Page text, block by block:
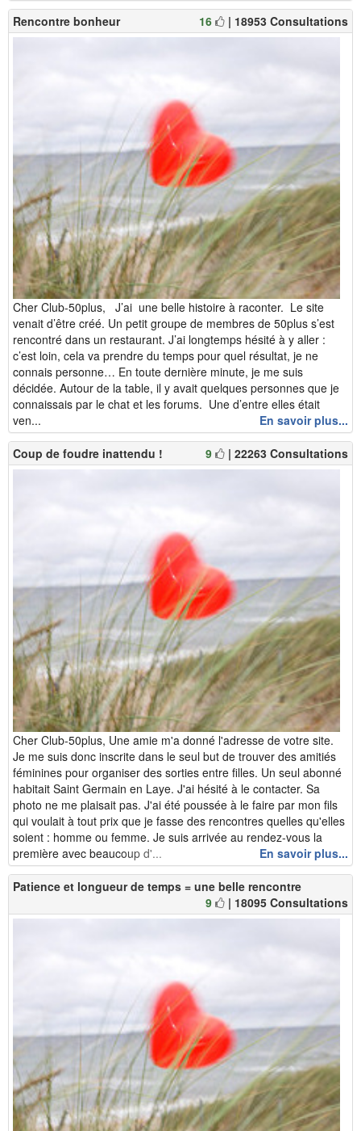
Rencontre bonheur 16 | 18953 Consultations
Cher Club-50plus, J’ai une belle histoire à raconter. Le site
venait d’être créé. Un petit groupe de membres de 50plus s’est
rencontré dans un restaurant. J’ai longtemps hésité à y aller :
c’est loin, cela va prendre du temps pour quel résultat, je ne
connais personne… En toute dernière minute, je me suis
décidée. Autour de la table, il y avait quelques personnes que je
connaissais par le chat et les forums. Une d’entre elles était
ven...
En savoir plus...
Coup de foudre inattendu ! 9 | 22263 Consultations
Cher Club-50plus, Une amie m'a donné l'adresse de votre site.
Je me suis donc inscrite dans le seul but de trouver des amitiés
féminines pour organiser des sorties entre filles. Un seul abonné
habitait Saint Germain en Laye. J'ai hésité à le contacter. Sa
photo ne me plaisait pas. J'ai été poussée à le faire par mon fils
qui voulait à tout prix que je fasse des rencontres quelles qu'elles
soient : homme ou femme. Je suis arrivée au rendez-vous la
première avec beaucoup d'...
En savoir plus...
Patience et longueur de temps = une belle rencontre
9
| 18095 Consultations